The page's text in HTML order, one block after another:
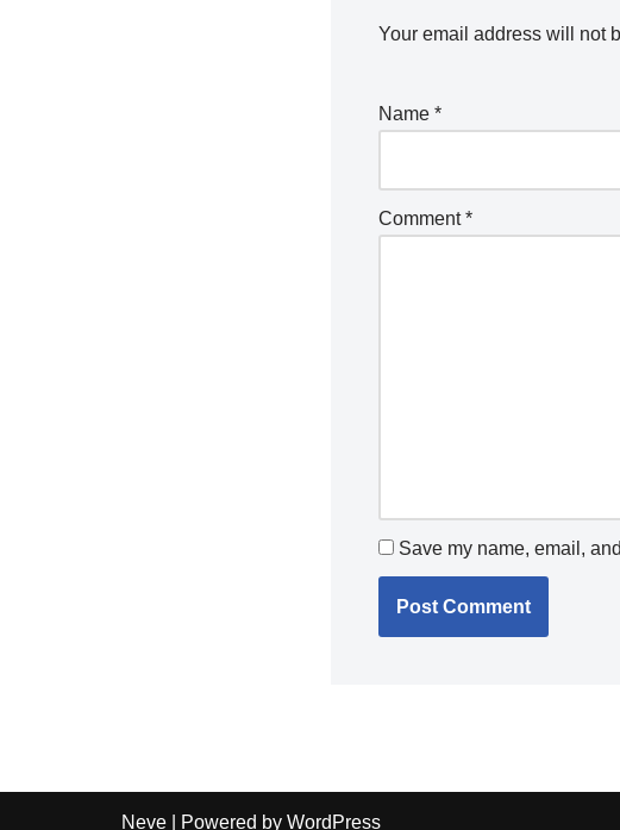
Your email address will not
Name *
Comment*
Save my name, email,
Neve | Powered by WordPress